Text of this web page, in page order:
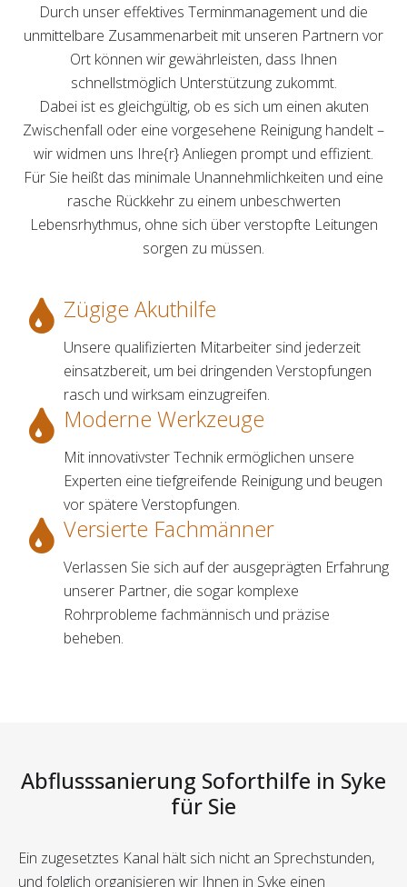
Durch unser effektives Terminmanagement und die
unmittelbare Zusammenarbeit mit unseren Partnern vor
Ort können wir gewährleisten, dass Ihnen
schnellstmöglich Unterstützung zukommt.
Dabei ist es gleichgültig, ob es sich um einen akuten
Zwischenfall oder eine vorgesehene Reinigung handelt –
wir widmen uns Ihre{r} Anliegen prompt und effizient.
Für Sie heißt das minimale Unannehmlichkeiten und eine
rasche Rückkehr zu einem unbeschwerten
Lebensrhythmus, ohne sich über verstopfte Leitungen
sorgen zu müssen.
Zügige Akuthilfe
Unsere qualifizierten Mitarbeiter sind jederzeit
einsatzbereit, um bei dringenden Verstopfungen
rasch und wirksam einzugreifen.
Moderne Werkzeuge
Mit innovativster Technik ermöglichen unsere
Experten eine tiefgreifende Reinigung und beugen
vor spätere Verstopfungen.
Versierte Fachmänner
Verlassen Sie sich auf der ausgeprägten Erfahrung
unserer Partner, die sogar komplexe
Rohrprobleme fachmännisch und präzise
beheben.
Abflusssanierung Soforthilfe in Syke
für Sie
Ein zugesetztes Kanal hält sich nicht an Sprechstunden,
und folglich organisieren wir Ihnen in Syke einen